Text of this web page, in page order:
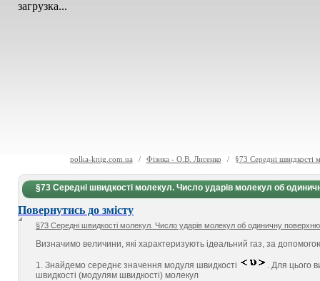
загрузка...
polka-knig.com.ua / Фізика - О.В. Лисенко / §73 Середні
§73 Середні швидкості молекул. Число ударів молекул об
Повернутись до змісту
§73 Середні швидкості молекул. Число ударів молекул об одиничну
Визначимо величини, які характеризують ідеальний газ, за
1. Знайдемо середнє значення модуля швидкості
. Для цього
швидкості (модулям швидкості) молекул